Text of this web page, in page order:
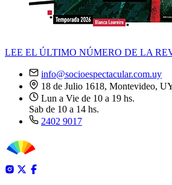
LEE EL ÚLTIMO NÚMERO DE LA
info@socioespectacular.com.uy
18 de Julio 1618, Montevideo,
Lun a Vie de 10 a 19 hs.
Sab de 10 a 14 hs.
2402 9017